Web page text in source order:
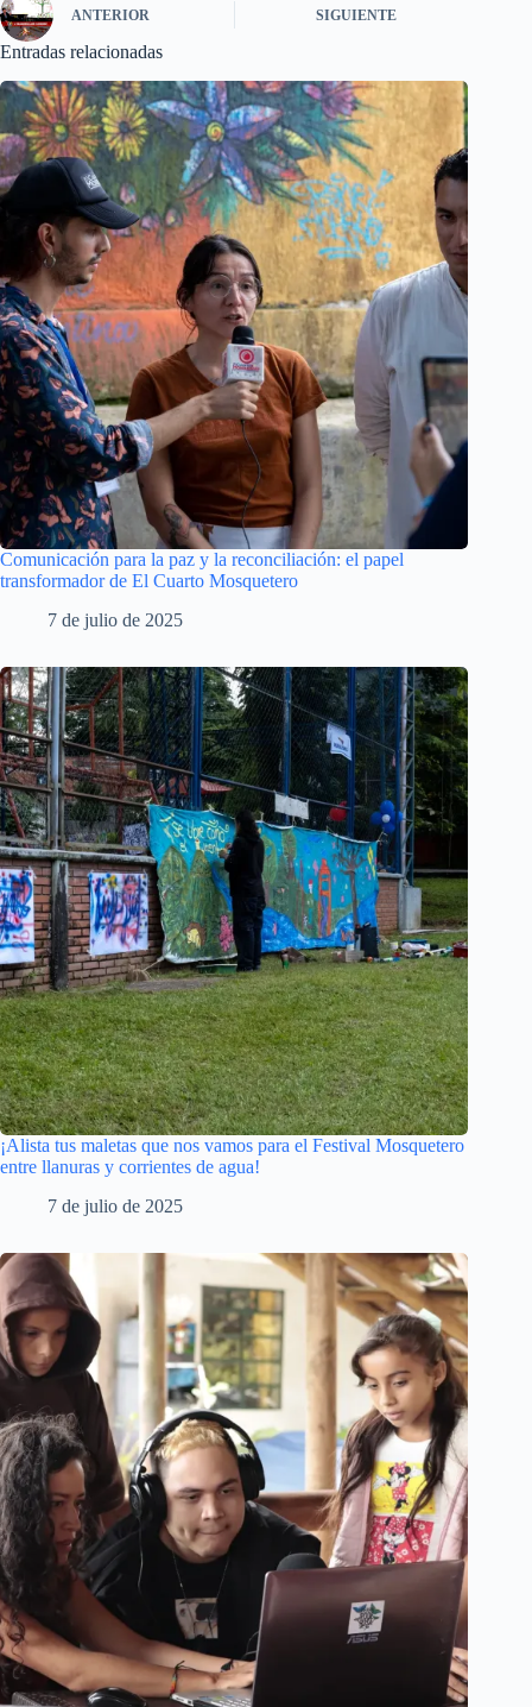
ANTERIOR SIGUIENTE
Entradas relacionadas
Comunicación para la paz y la reconciliación: el papel
transformador de El Cuarto Mosquetero
7 de julio de 2025
¡Alista tus maletas que nos vamos para el Festival Mosquetero
entre llanuras y corrientes de agua!
7 de julio de 2025